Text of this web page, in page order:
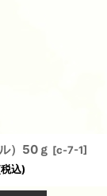
）50ｇ [c-7-1]
込)